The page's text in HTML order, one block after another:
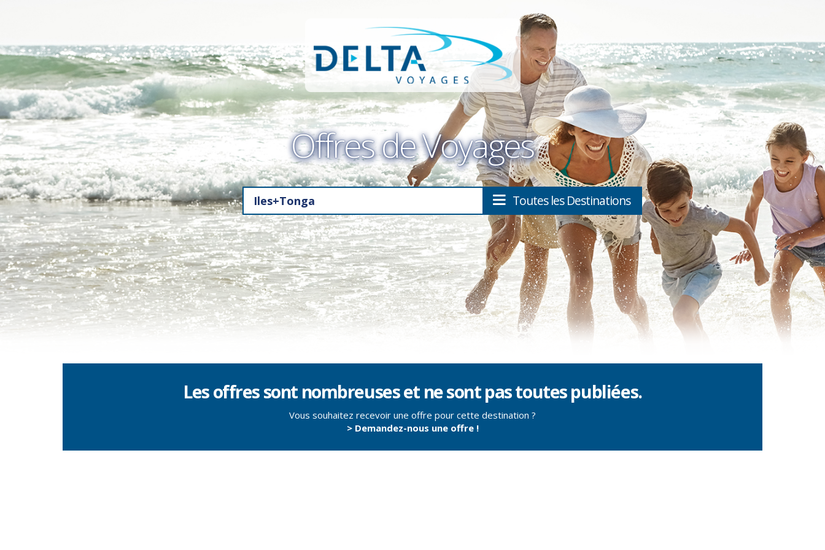
Offres de Voyages
Toutes lesDestinations
Les offres sont nombreuses et ne sont pas toutes publiées.
Vous souhaitez recevoir une offre pour cette destination ?
> Demandez-nous une offre !